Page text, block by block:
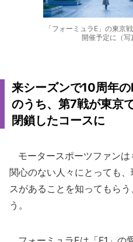
「フォーミュラE」の東京
開催予定に（写
来シーズンで10周年
のうち、第7戦が東京
閉鎖したコースに
モータースポーツファンは
関心のない人々にとっても
スがあることを知ってもら
う。